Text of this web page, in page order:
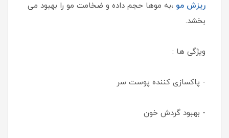
ریزش مو ،به موها حجم داده و ضخامت مو را بهبود می
بخشد.
ویژگی ها :
- پاکسازی کننده پوست سر
- بهبود گردش خون